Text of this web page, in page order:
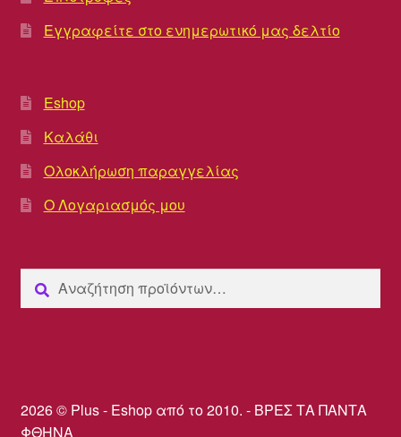
Εγγραφείτε στο ενημερωτικό μας δελτίο
Eshop
Καλάθι
Ολοκλήρωση παραγγελίας
Ο Λογαριασμός μου
Αναζήτηση
για:
Αναζήτηση
2026 © Plus - Eshop από το 2010. - ΒΡΕΣ ΤΑ ΠΑΝΤΑ
ΦΘΗΝΑ